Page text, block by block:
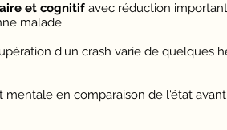
et cognitif avec réduction
malade
d'un crash varie de quelques
mentale en comparaison de l'état